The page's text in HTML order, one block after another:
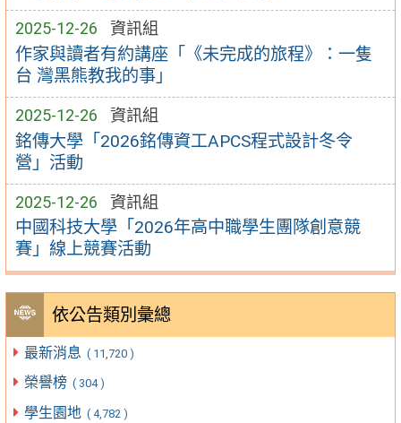
2025-12-26 資訊組
作家與讀者有約講座「《未完成的旅程》：一隻
台 灣黑熊教我的事」
2025-12-26 資訊組
銘傳大學「2026銘傳資工APCS程式設計冬令
營」活動
2025-12-26 資訊組
中國科技大學「2026年高中職學生團隊創意競
賽」線上競賽活動
依公告類別彙總
最新消息 ( 11,720 )
榮譽榜 ( 304 )
學生園地 ( 4,782 )